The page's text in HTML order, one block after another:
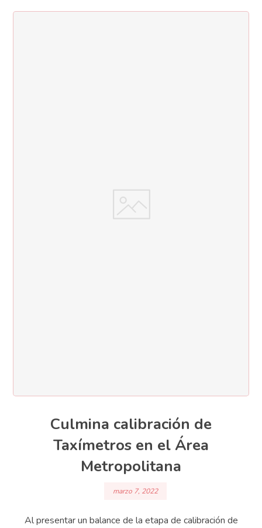
Culmina calibración de
Taxímetros en el Área
Metropolitana
marzo 7, 2022
Al presentar un balance de la etapa de calibración de